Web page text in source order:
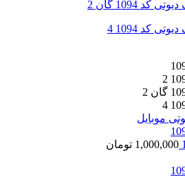
موبایل
1,000,000 تومان